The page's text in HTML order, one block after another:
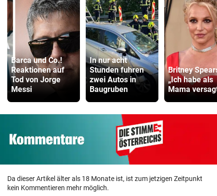
Barca und Co.!
Reaktionen auf
Tod von Jorge
Messi
In nur acht
Stunden fuhren
zwei Autos in
Baugruben
Britney
„Ich habe als
Mama
Da dieser Artikel älter als 18 Monate ist, ist zum jetzigen Zeitpunkt
kein Kommentieren mehr möglich.